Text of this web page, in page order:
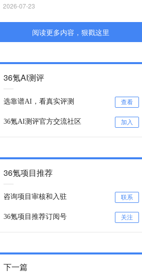
2026-07-23
阅读更多内容，狠戳这里
36氪AI测评
选靠谱AI，看真实评测 查看
36氪AI测评官方交流社区 加入
36氪项目推荐
咨询项目审核和入驻 联系
36氪项目推荐订阅号 关注
下一篇